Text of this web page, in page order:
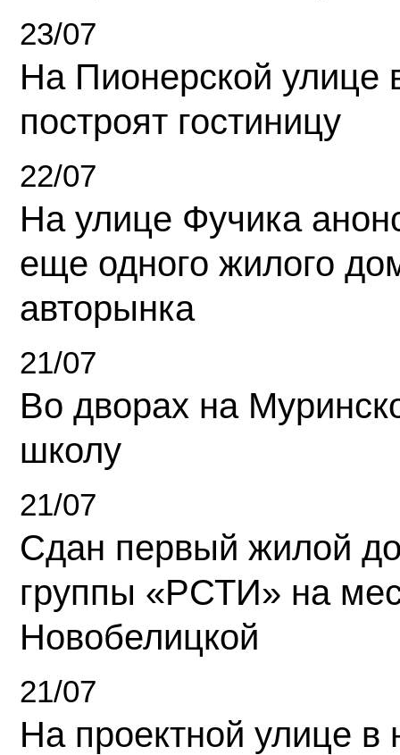
23/07
На Пионерской улице
построят гостиницу
22/07
На улице Фучика
еще одного жилого
авторынка
21/07
Во дворах на
школу
21/07
Сдан первый жилой
группы «РСТИ» на
Новобелицкой
21/07
На проектной улице